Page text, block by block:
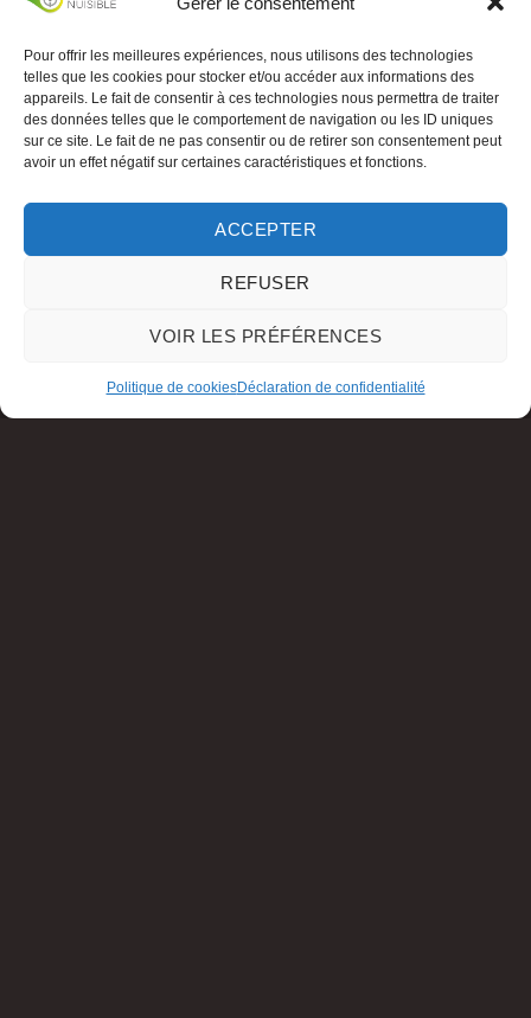
Pour offrir les meilleures expériences, nous utilisons des technologies
telles que les cookies pour stocker et/ou accéder aux informations des
appareils. Le fait de consentir à ces technologies nous permettra de traiter
des données telles que le comportement de navigation ou les ID uniques
sur ce site. Le fait de ne pas consentir ou de retirer son consentement peut
avoir un effet négatif sur certaines caractéristiques et fonctions.
ACCEPTER
REFUSER
VOIR LES PRÉFÉRENCES
Politique de cookiesDéclaration de confidentialité